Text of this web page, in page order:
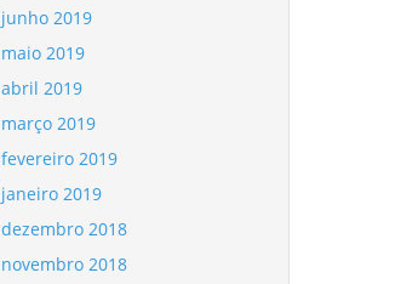
junho 2019
maio 2019
abril 2019
março 2019
fevereiro 2019
janeiro 2019
dezembro 2018
novembro 2018